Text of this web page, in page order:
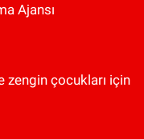
Ajansı
zengin çocukları için